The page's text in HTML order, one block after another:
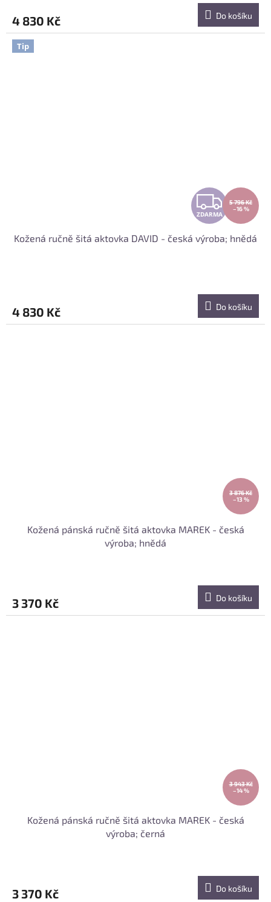
M
A
4 830 Kč Do košíku
Tip
Z
D
M
A
ZDARMA
5 796 Kč
–16 %
Kožená ručně šitá aktovka DAVID - česká výroba; hnědá
4 830 Kč Do košíku
3 876 Kč
–13 %
Kožená pánská ručně šitá aktovka MAREK - česká
výroba; hnědá
3 370 Kč Do košíku
3 943 Kč
–14 %
Kožená pánská ručně šitá aktovka MAREK - česká
výroba; černá
3 370 Kč Do košíku